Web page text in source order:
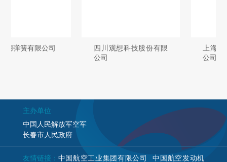
四川观想科技股份有限
上海易捷包装技术有限
主办单位
中国人民解放军空军
长春市人民政府
友情链接： 中国航空工业集团有限公司 中国航空发动机